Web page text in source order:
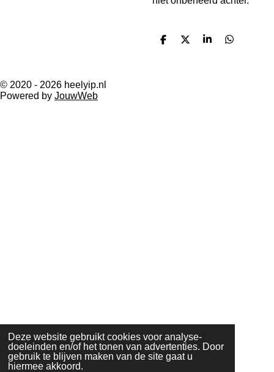
Deze website gebruikt cookies voor analyse-
doeleinden en/of het tonen van advertenties. Door
gebruik te blijven maken van de site gaat u
hiermee akkoord.
D
D
S
D
© 2020 - 2026 heelyip.nl
Powered by JouwWeb